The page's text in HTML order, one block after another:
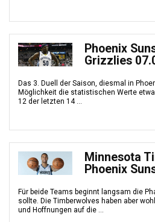
Phoenix
Grizzlies
Das 3. Duell der Saison, diesmal in
Möglichkeit die statistischen Werte
12 der letzten 14 ...
Minnesota
Phoenix
Für beide Teams beginnt langsam die
sollte. Die Timberwolves haben aber
und Hoffnungen auf die ...